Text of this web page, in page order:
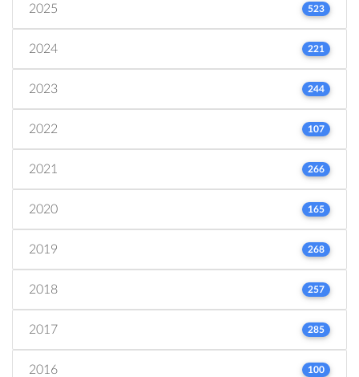
2025 523
2024 221
2023 244
2022 107
2021 266
2020 165
2019 268
2018 257
2017 285
2016 100